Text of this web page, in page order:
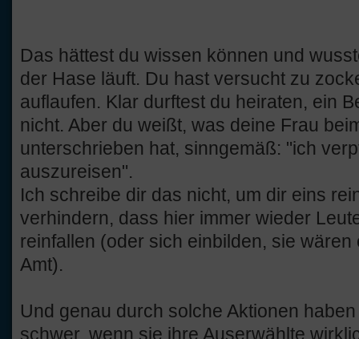
Das hättest du wissen können und
der Hase läuft. Du hast versucht zu
auflaufen. Klar durftest du heiraten, ein
nicht. Aber du weißt, was deine Frau
unterschrieben hat, sinngemäß: "ich
auszureisen".
Ich schreibe dir das nicht, um dir eins
verhindern, dass hier immer wieder
reinfallen (oder sich einbilden, sie
Amt).
Und genau durch solche Aktionen
schwer, wenn sie ihre Auserwählte